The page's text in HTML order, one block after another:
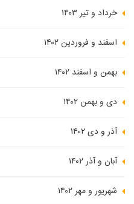
خرداد و تیر ۱۴۰۳
اسفند و فروردین ۱۴۰۲
بهمن و اسفند ۱۴۰۲
دی و بهمن ۱۴۰۲
آذر و دی ۱۴۰۲
آبان و آذر ۱۴۰۲
شهریور و مهر ۱۴۰۲